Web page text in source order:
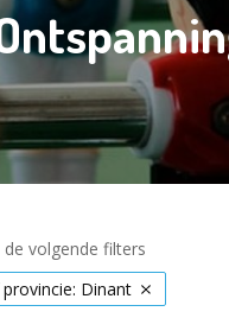
volgende filters
Dinant